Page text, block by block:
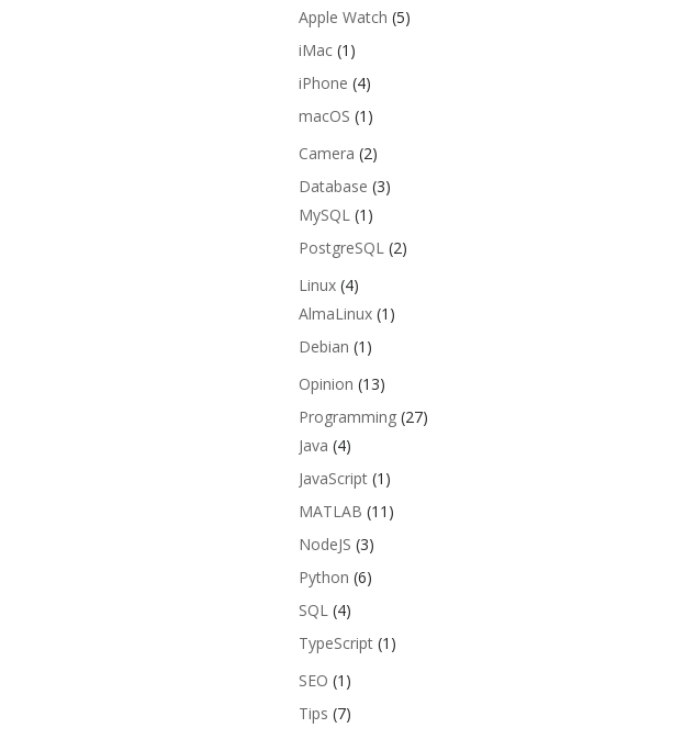
Apple Watch (5)
iMac(1)
iPhone (4)
macOS (1)
Camera (2)
Database (3)
MySQL (1)
PostgreSQL (2)
Linux(4)
AlmaLinux(1)
Debian (1)
Opinion (13)
Programming(27)
Java (4)
JavaScript(1)
MATLAB (11)
NodeJS (3)
Python (6)
SQL (4)
TypeScript(1)
SEO (1)
Tips (7)